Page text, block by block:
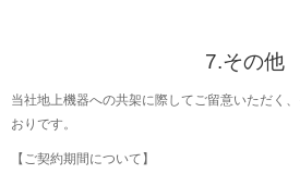
7.その他
当社地上機器への共架に際してご留意いただく
おりです。
【ご契約期間について】